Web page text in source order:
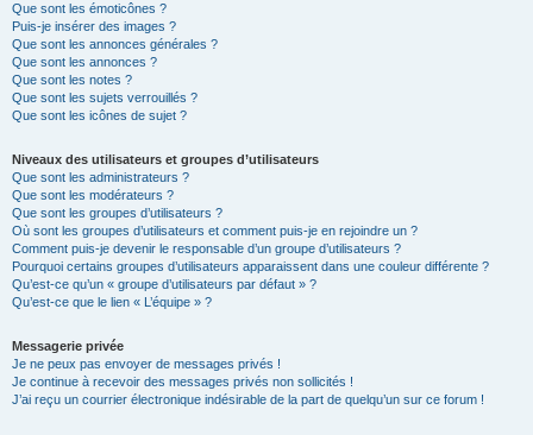
Que sont les émoticônes ?
Puis-je insérer des images ?
Que sont les annonces générales ?
Que sont les annonces ?
Que sont les notes ?
Que sont les sujets verrouillés ?
Que sont les icônes de sujet ?
Niveaux des utilisateurs et groupes d’utilisateurs
Que sont les administrateurs ?
Que sont les modérateurs ?
Que sont les groupes d’utilisateurs ?
Où sont les groupes d’utilisateurs et comment puis-je en rejoindre un ?
Comment puis-je devenir le responsable d’un groupe d’utilisateurs ?
Pourquoi certains groupes d’utilisateurs apparaissent dans une couleur différente ?
Qu’est-ce qu’un « groupe d’utilisateurs par défaut » ?
Qu’est-ce que le lien « L’équipe » ?
Messagerie privée
Je ne peux pas envoyer de messages privés !
Je continue à recevoir des messages privés non sollicités !
J’ai reçu un courrier électronique indésirable de la part de quelqu’un sur ce forum !